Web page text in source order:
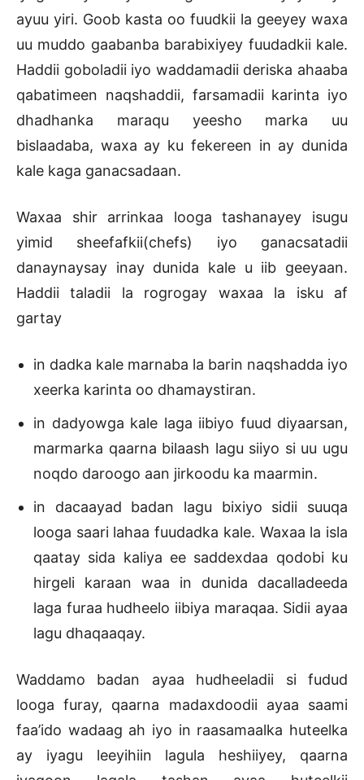
ayuu yiri. Goob kasta oo fuudkii la geeyey waxa
uu muddo gaabanba barabixiyey fuudadkii kale.
Haddii goboladii iyo waddamadii deriska ahaaba
qabatimeen naqshaddii, farsamadii karinta iyo
dhadhanka maraqu yeesho marka uu
bislaadaba, waxa ay ku fekereen in ay dunida
kale kaga ganacsadaan.
Waxaa shir arrinkaa looga tashanayey isugu
yimid sheefafkii(chefs) iyo ganacsatadii
danaynaysay inay dunida kale u iib geeyaan.
Haddii taladii la rogrogay waxaa la isku af
gartay
in dadka kale marnaba la barin naqshadda iyo
xeerka karinta oo dhamaystiran.
in dadyowga kale laga iibiyo fuud diyaarsan,
marmarka qaarna bilaash lagu siiyo si uu ugu
noqdo daroogo aan jirkoodu ka maarmin.
in dacaayad badan lagu bixiyo sidii suuqa
looga saari lahaa fuudadka kale. Waxaa la isla
qaatay sida kaliya ee saddexdaa qodobi ku
hirgeli karaan waa in dunida dacalladeeda
laga furaa hudheelo iibiya maraqaa. Sidii ayaa
lagu dhaqaaqay.
Waddamo badan ayaa hudheeladii si fudud
looga furay, qaarna madaxdoodii ayaa saami
faa’ido wadaag ah iyo in raasamaalka huteelka
ay iyagu leeyihiin lagula heshiiyey, qaarna